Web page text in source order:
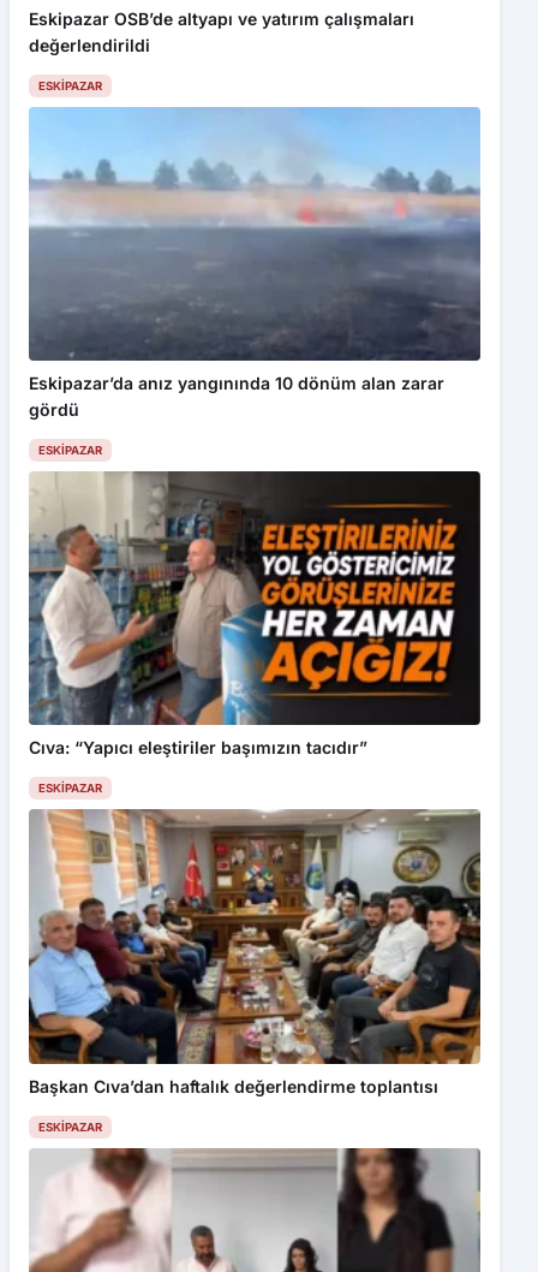
Eskipazar OSB’de altyapı ve yatırım çalışmaları
değerlendirildi
ESKIPAZAR
Eskipazar’da anız yangınında 10 dönüm alan zarar
gördü
ESKIPAZAR
Cıva: “Yapıcı eleştiriler başımızın tacıdır”
ESKIPAZAR
Başkan Cıva’dan haftalık değerlendirme toplantısı
ESKIPAZAR